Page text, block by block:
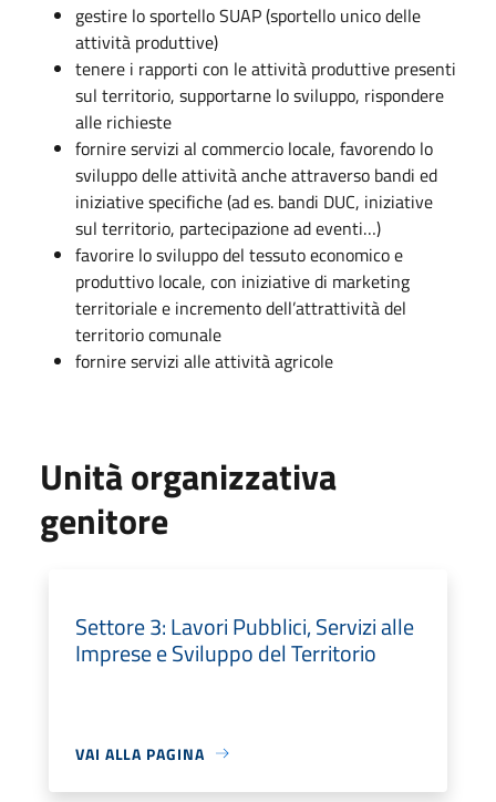
gestire lo sportello SUAP (sportello unico delle
attività produttive)
tenere i rapporti con le attività produttive presenti
sul territorio, supportarne lo sviluppo, rispondere
alle richieste
fornire servizi al commercio locale, favorendo lo
sviluppo delle attività anche attraverso bandi ed
iniziative specifiche (ad es. bandi DUC, iniziative
sul territorio, partecipazione ad eventi…)
favorire lo sviluppo del tessuto economico e
produttivo locale, con iniziative di marketing
territoriale e incremento dell’attrattività del
territorio comunale
fornire servizi alle attività agricole
Unità organizzativa
genitore
Settore 3: Lavori Pubblici, Servizi alle
Imprese e Sviluppo del Territorio
VAI ALLA PAGINA